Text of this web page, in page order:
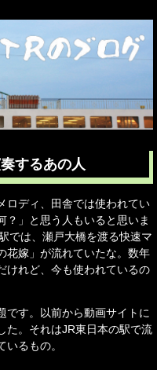
するあの人
ロディ、田舎では使われてい
？」と思う人もいると思いま
では、瀬戸大橋を渡る快速マ
花嫁」が流れていたな。数年
けれど、今も使われているの
です。以前から動画サイトに
た。それはJR東日本の駅で流
るもの。